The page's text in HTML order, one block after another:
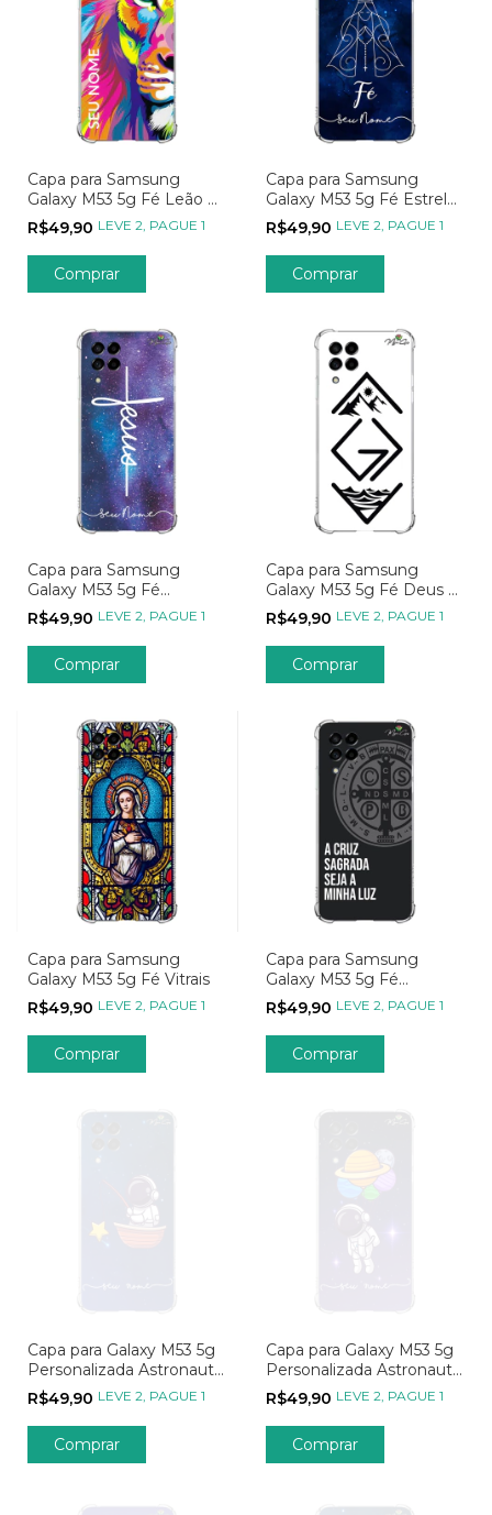
Capa para Samsung
Galaxy M53 5g Fé Leão da
Tribo de Davi
R$49,90 LEVE 2, PAGUE 1
Comprar
Capa para Samsung
Galaxy M53 5g Fé Estrela
Guia
R$49,90 LEVE 2, PAGUE 1
Comprar
Capa para Samsung
Galaxy M53 5g Fé
Bênçãos das Estrelas
R$49,90 LEVE 2, PAGUE 1
Comprar
Capa para Samsung
Galaxy M53 5g Fé Deus é
Maior
R$49,90 LEVE 2, PAGUE 1
Comprar
Capa para Samsung
Galaxy M53 5g Fé Vitrais
R$49,90 LEVE 2, PAGUE 1
Comprar
Capa para Samsung
Galaxy M53 5g Fé
Orações
R$49,90 LEVE 2, PAGUE 1
Comprar
Capa para Galaxy M53 5g
Personalizada Astronauta
Pescador de Estrelas
R$49,90 LEVE 2, PAGUE 1
Capa para Galaxy M53 5g
Personalizada Astronauta
Balões Planetários
R$49,90 LEVE 2, PAGUE 1